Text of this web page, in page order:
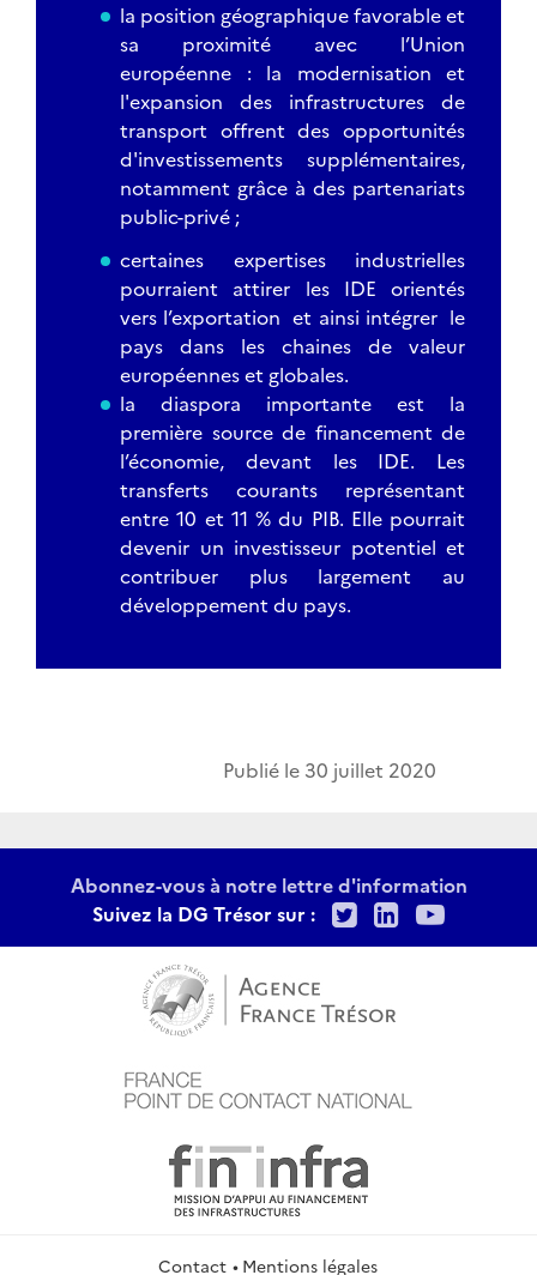
la position géographique favorable et
sa proximité avec l’Union
européenne : la modernisation et
l'expansion des infrastructures de
transport offrent des opportunités
d'investissements supplémentaires,
notamment grâce à des partenariats
public-privé ;
certaines expertises industrielles
pourraient attirer les IDE orientés
vers l’exportation et ainsi intégrer le
pays dans les chaines de valeur
européennes et globales.
la diaspora importante est la
première source de financement de
l’économie, devant les IDE. Les
transferts courants représentant
entre 10 et 11 % du PIB. Elle pourrait
devenir un investisseur potentiel et
contribuer plus largement au
développement du pays.
Publié le 30 juillet 2020
Abonnez-vous à notre lettre d'information
Suivez la DG Trésor sur :
TwitterLinkedIn
Contact Mentions légales